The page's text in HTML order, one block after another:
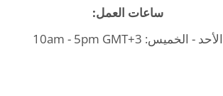
ساعات العمل:
الأحد - الخميس: 10am - 5pm GMT+3